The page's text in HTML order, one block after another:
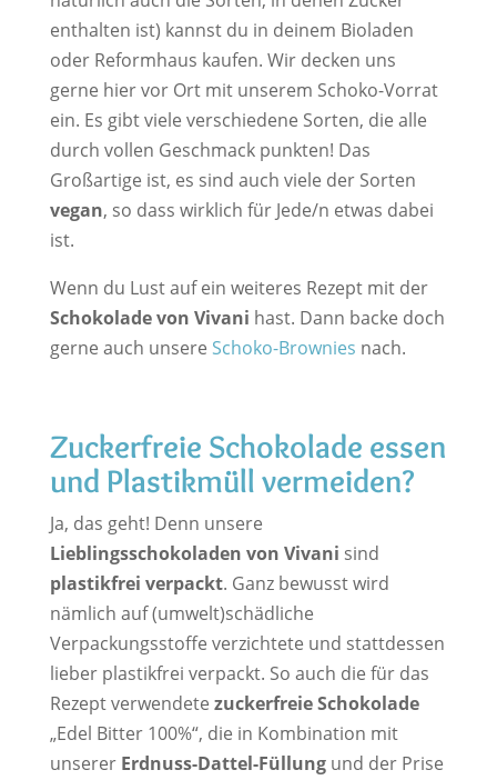
enthalten ist) kannst du in deinem Bioladen
oder Reformhaus kaufen. Wir decken uns
gerne hier vor Ort mit unserem Schoko-Vorrat
ein. Es gibt viele verschiedene Sorten, die alle
durch vollen Geschmack punkten! Das
Großartige ist, es sind auch viele der Sorten
vegan, so dass wirklich für Jede/n etwas dabei
ist.
Wenn du Lust auf ein weiteres Rezept mit der
Schokolade von Vivani hast. Dann backe doch
gerne auch unsere Schoko-Brownies nach.
Zuckerfreie Schokolade essen
und Plastikmüll vermeiden?
Ja, das geht! Denn unsere
Lieblingsschokoladen von Vivani sind
plastikfrei verpackt. Ganz bewusst wird
nämlich auf (umwelt)schädliche
Verpackungsstoffe verzichtete und stattdessen
lieber plastikfrei verpackt. So auch die für das
Rezept verwendete zuckerfreie Schokolade
„Edel Bitter 100%“, die in Kombination mit
unsererErdnuss-Dattel-Füllungund der Prise